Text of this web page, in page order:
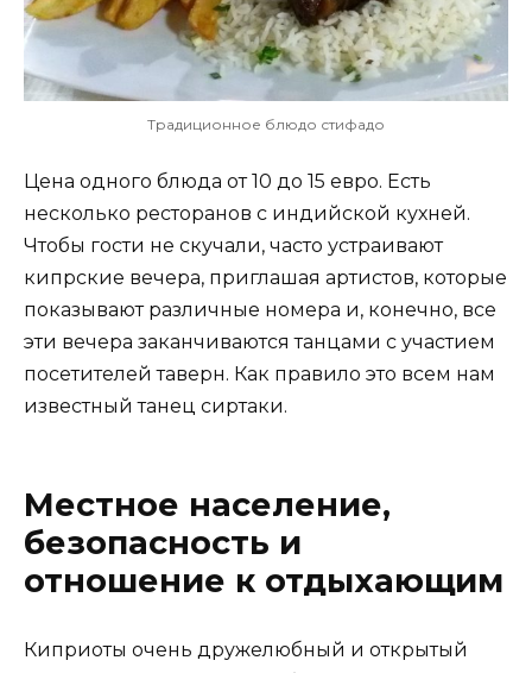
Традиционное блюдо стифадо
Цена одного блюда от 10 до 15 евро. Есть
несколько ресторанов с индийской кухней.
Чтобы гости не скучали, часто устраивают
кипрские вечера, приглашая артистов, которые
показывают различные номера и, конечно, все
эти вечера заканчиваются танцами с участием
посетителей таверн. Как правило это всем нам
известный танец сиртаки.
Местное население,
безопасность и
отношение к отдыхающим
Киприоты очень дружелюбный и открытый